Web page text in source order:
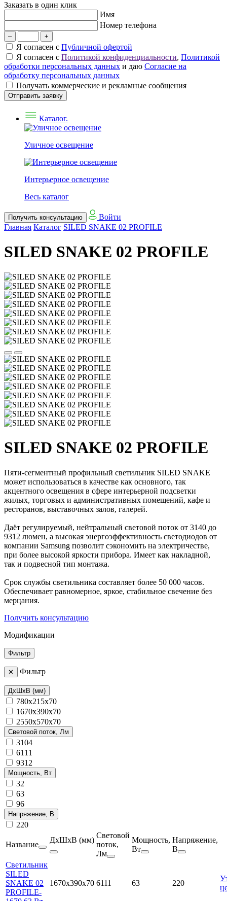
Заказать в один клик
Имя
Номер телефона
– +
Я согласен с Публичной офертой
Я согласен с Политикой конфиденциальности, Политикой
обработки персональных данных и даю Согласие на
обработку персональных данных
Получать коммерческие и рекламные сообщения
Отправить заявку
Каталог.
Уличное освещение
Интерьерное освещение
Весь каталог
Получить консультацию
Войти
Главная Каталог SILED SNAKE 02 PROFILE
SILED SNAKE 02 PROFILE
SILED SNAKE 02 PROFILE
Пяти-сегментный профильный светильник SILED SNAKE
может использоваться в качестве как основного, так
акцентного освещения в сфере интерьерной подсветки
жилых, торговых и административных помещений, кафе и
ресторанов, выставочных залов, галерей.
Даёт регулируемый, нейтральный световой поток от 3140 до
9312 люмен, а высокая энергоэффективность светодиодов от
компании Samsung позволит сэкономить на электричестве,
при более высокой яркости прибора. Имеет как накладной,
так и подвесной тип монтажа.
Срок службы светильника составляет более 50 000 часов.
Обеспечивает равномерное, яркое, стабильное свечение без
мерцания.
Получить консультацию
Модификации
Фильтр
✕ Фильтр
ДхШхВ (мм)
780x215х70
1670x390х70
2550x570х70
Световой поток, Лм
3104
6111
9312
Мощность, Вт
32
63
96
Напряжение, В
220
Название
ДхШхВ (мм)
Световой
поток,
Лм
Мощность,
Вт
Напряжение,
В
Светильник
SILED
SNAKE 02
PROFILE-
1670x390х70 6111 63 220